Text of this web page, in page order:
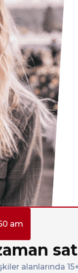
am
alanlarında